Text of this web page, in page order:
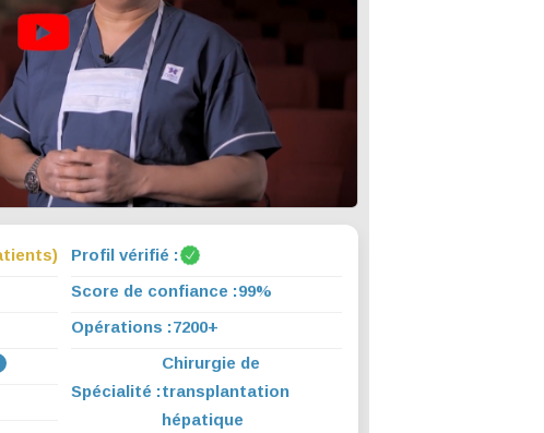
Profil vérifié :
Score de confiance :99%
Opérations :7200+
Spécialité :
Chirurgie de
transplantation
hépatique